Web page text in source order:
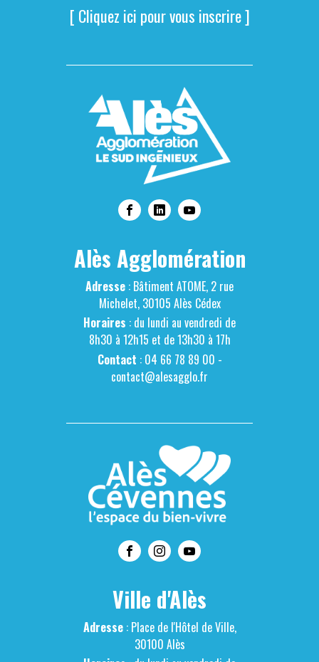
[ Cliquez ici pour vous inscrire ]
Alès Agglomération
Adresse : Bâtiment ATOME, 2 rue
Michelet, 30105 Alès Cédex
Horaires : du lundi au vendredi de
8h30 à 12h15 et de 13h30 à 17h
Contact : 04 66 78 89 00 -
contact@alesagglo.fr
Ville d'Alès
Adresse: Place de l'Hôtel de Ville,
30100 Alès